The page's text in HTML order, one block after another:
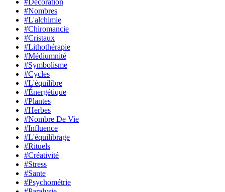
#Decoration
#Nombres
#L'alchimie
#Chiromancie
#Cristaux
#Lithothérapie
#Médiumnité
#Symbolisme
#Cycles
#L'équilibre
#Énergétique
#Plantes
#Herbes
#Nombre De Vie
#Influence
#L'équilibrage
#Rituels
#Créativité
#Stress
#Sante
#Psychométrie